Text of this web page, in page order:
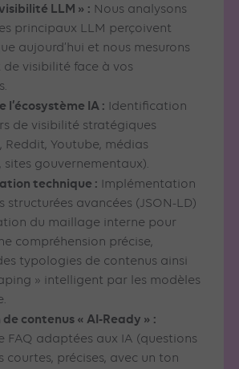
LLM » : Nous analysons
principaux LLM perçoivent
aujourd’hui et nous mesurons
visibilité face à vos
l’écosystème IA : Identification
de visibilité stratégiques
Reddit, Youtube, médias
sites gouvernementaux).
technique : Implémentation
structurées avancées (JSON-LD)
du maillage interne pour
compréhension précise,
typologies de contenus ainsi
» intelligent par les modèles
contenus « AI-Ready » :
FAQ adaptées aux IA (questions
courtes, précises, avec un ton